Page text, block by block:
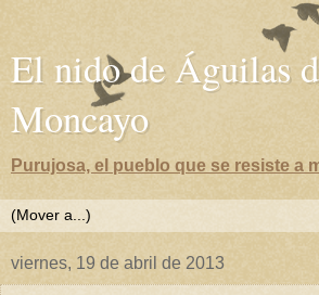
El nido de Águilas
Moncayo
Purujosa, el pueblo que se resiste a
viernes, 19 de abril de 2013